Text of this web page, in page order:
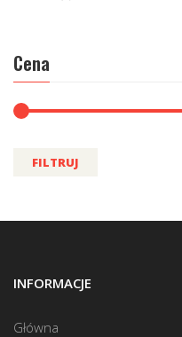
Cena
FILTRUJ
INFORMACJE
Główna